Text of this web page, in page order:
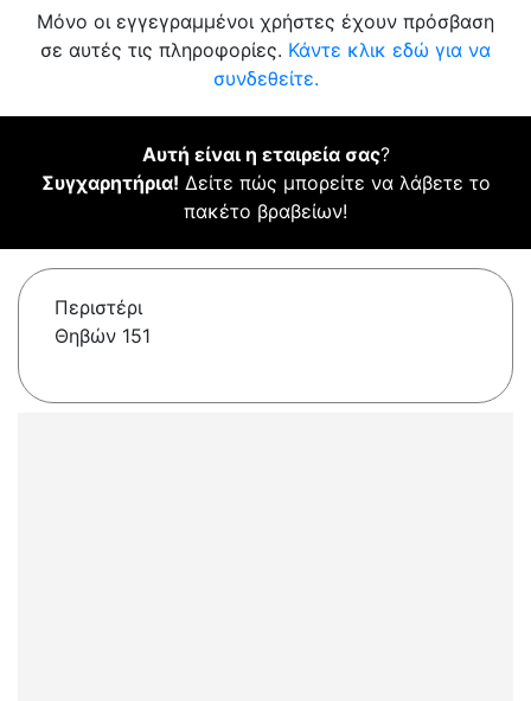
Μόνο οι εγγεγραμμένοι χρήστες έχουν πρόσβαση
σε αυτές τις πληροφορίες. Κάντε κλικ εδώ για να
συνδεθείτε.
Αυτή είναι η εταιρεία σας?
Συγχαρητήρια! Δείτε πώς μπορείτε να λάβετε το
πακέτο βραβείων!
Περιστέρι
Θηβών 151